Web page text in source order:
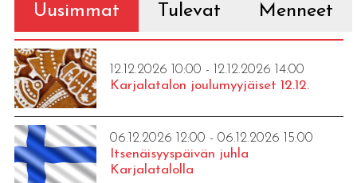
Uusimmat Tulevat Menneet
12.12.2026 10:00 - 12.12.2026 14:00
Karjalatalon joulumyyjäiset 12.12.
06.12.2026 12:00 - 06.12.2026 15:00
Itsenäisyyspäivän juhla
Karjalatalolla